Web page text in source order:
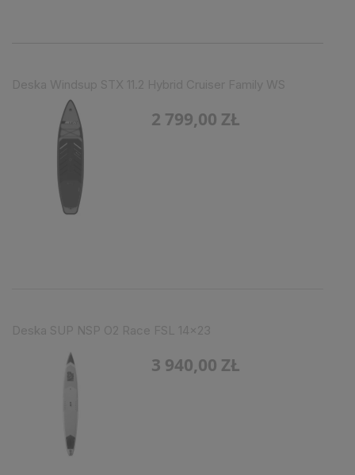
2 799,00 ZŁ
3 940,00 ZŁ